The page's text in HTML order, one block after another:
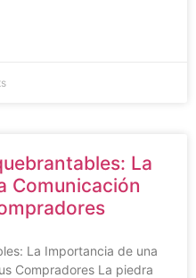
La
Comunicación
La Importancia de una
Compradores La piedra